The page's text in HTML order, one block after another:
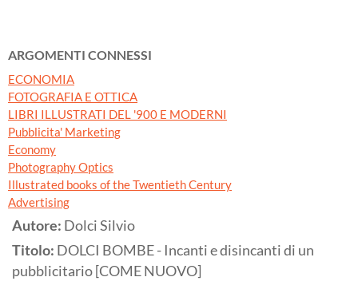
ARGOMENTI CONNESSI
ECONOMIA
FOTOGRAFIA E OTTICA
LIBRI ILLUSTRATI DEL '900 E MODERNI
Pubblicita' Marketing
Economy
Photography Optics
Illustrated books of the Twentieth Century
Advertising
Autore: Dolci Silvio
Titolo: DOLCI BOMBE - Incanti e disincanti di un
pubblicitario [COME NUOVO]